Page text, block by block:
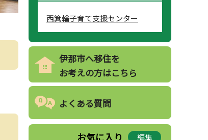
西箕輪子育て支援センター
伊那市へ移住を
お考えの方はこちら
よくある質問
お気に入り 編集